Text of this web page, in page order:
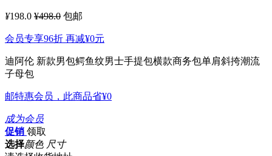
¥198.0 ¥498.0 包邮
会员专享96折 再减¥0元
迪阿伦 新款男包鳄鱼纹男士手提包横款商务包单肩斜挎潮流
子母包
邮特惠会员，此商品省¥0
成为会员
促销 领取
选择颜色 尺寸